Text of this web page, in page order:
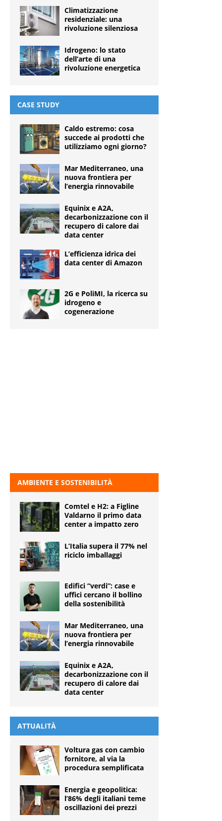
Climatizzazione
residenziale: una
rivoluzione silenziosa
Idrogeno: lo stato
dell’arte di una
rivoluzione energetica
CASE STUDY
Caldo estremo: cosa
succede ai prodotti che
utilizziamo ogni giorno?
Mar Mediterraneo, una
nuova frontiera per
l’energia rinnovabile
Equinix e A2A,
decarbonizzazione con il
recupero di calore dai
data center
L’efficienza idrica dei
data center di Amazon
2G e PoliMI, la ricerca su
idrogeno e
cogenerazione
AMBIENTE E SOSTENIBILITÀ
Comtel e H2: a Figline
Valdarno il primo data
center a impatto zero
L’Italia supera il 77% nel
riciclo imballaggi
Edifici “verdi”: case e
uffici cercano il bollino
della sostenibilità
Mar Mediterraneo, una
nuova frontiera per
l’energia rinnovabile
Equinix e A2A,
decarbonizzazione con il
recupero di calore dai
data center
ATTUALITÀ
Voltura gas con cambio
fornitore, al via la
procedura semplificata
Energia e geopolitica:
l’86% degli italiani teme
oscillazioni dei prezzi